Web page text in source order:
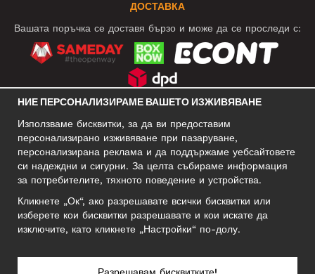
ДОСТАВКА
Вашата поръчка се доставя бързо и може да се проследи с:
БИЗНЕС АДРЕС
Narva mnt 5, EE-10117 Tallinn
Reg: 12356245
НИЕ ПЕРСОНАЛИЗИРАМЕ ВАШЕТО ИЗЖИВЯВАНЕ
Използваме бисквитки, за да ви предоставим
персонализирано изживяване при пазаруване,
персонализирана реклама и да поддържаме уебсайтовете
си надеждни и сигурни. За целта събираме информация
за потребителите, тяхното поведение и устройства.
Кликнете „Ок“, ако разрешавате всички бисквитки или
изберете кои бисквитки разрешавате и кои искате да
изключите, като кликнете „Настройки“ по-долу.